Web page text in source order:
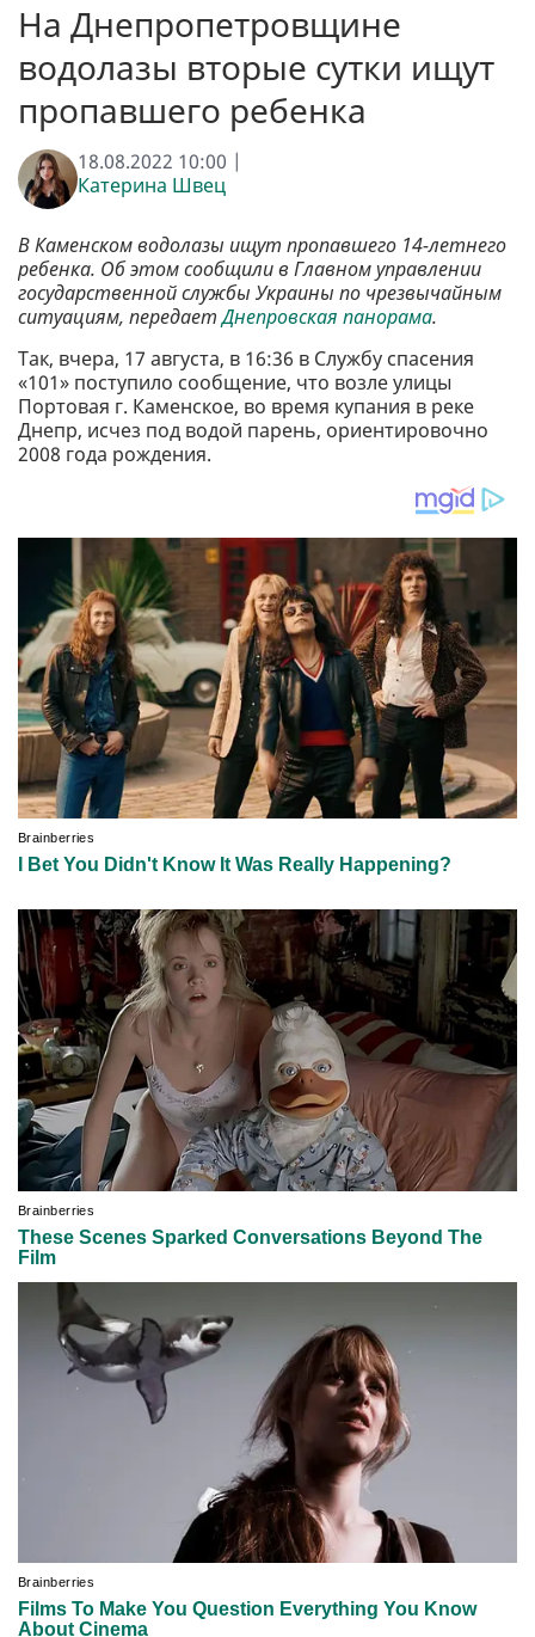
На Днепропетровщине
водолазы вторые сутки ищут
пропавшего ребенка
18.08.2022 10:00 |
Катерина Швец
В Каменском водолазы ищут пропавшего 14-летнего
ребенка. Об этом сообщили в Главном управлении
государственной службы Украины по чрезвычайным
ситуациям, передаетДнепровская панорама.
Так, вчера, 17 августа, в 16:36 в Службу спасения
«101» поступило сообщение, что возле улицы
Портовая г. Каменское, во время купания в реке
Днепр, исчез под водой парень, ориентировочно
2008 года рождения.